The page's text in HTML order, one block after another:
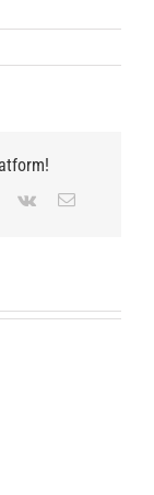
Pinterest
Vk Email